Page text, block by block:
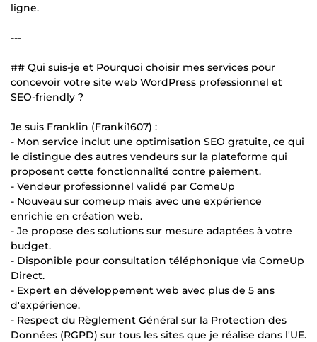
ligne.
---
## Qui suis-je et Pourquoi choisir mes services pour
concevoir votre site web WordPress professionnel et
SEO-friendly ?
Je suis Franklin (Franki1607) :
- Mon service inclut une optimisation SEO gratuite, ce qui
le distingue des autres vendeurs sur la plateforme qui
proposent cette fonctionnalité contre paiement.
- Vendeur professionnel validé par ComeUp
- Nouveau sur comeup mais avec une expérience
enrichie en création web.
- Je propose des solutions sur mesure adaptées à votre
budget.
- Disponible pour consultation téléphonique via ComeUp
Direct.
- Expert en développement web avec plus de 5 ans
d'expérience.
- Respect du Règlement Général sur la Protection des
Données (RGPD) sur tous les sites que je réalise dans l'UE.